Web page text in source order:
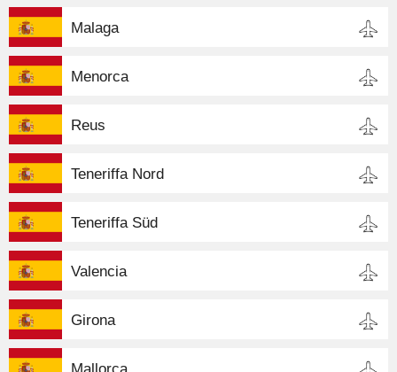
Malaga
Menorca
Reus
Teneriffa Nord
Teneriffa Süd
Valencia
Girona
Mallorca